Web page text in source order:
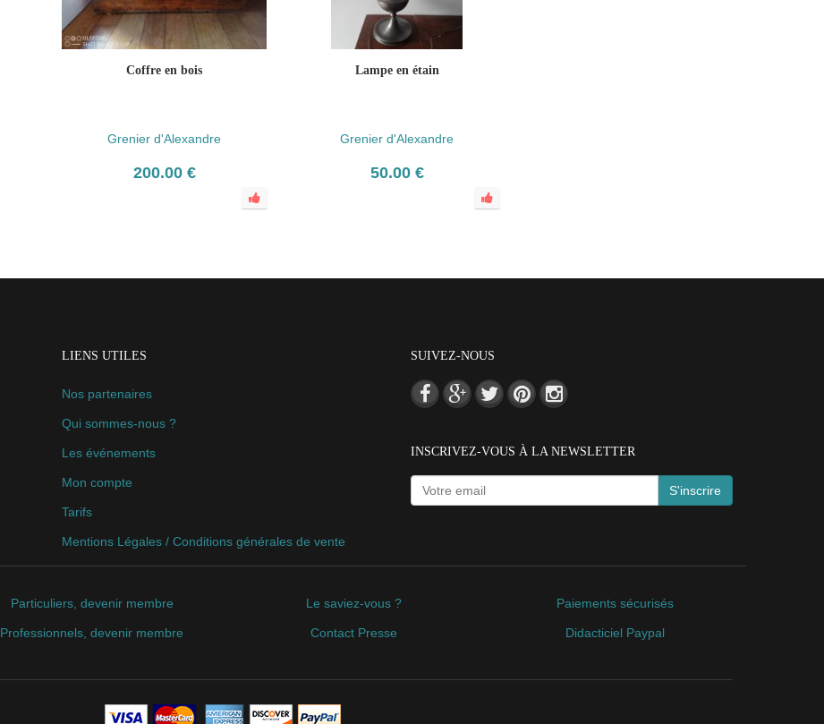
Coffre en bois
Grenier d'Alexandre
200.00 €
Lampe en étain
Grenier d'Alexandre
50.00 €
LIENS UTILES
Nos partenaires
Qui sommes-nous ?
Les événements
Mon compte
Tarifs
Mentions Légales / Conditions générales de vente
SUIVEZ-NOUS
INSCRIVEZ-VOUS À LA NEWSLETTER
S'inscrire
Particuliers, devenir membre
Professionnels, devenir membre
Le saviez-vous ?
Contact Presse
Paiements sécurisés
Didacticiel Paypal